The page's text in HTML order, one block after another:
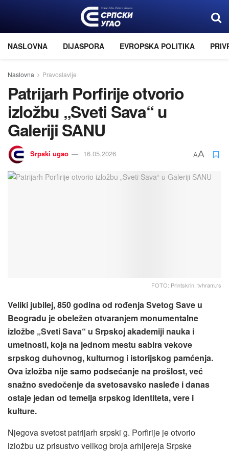
NASLOVNA DIJASPORA EVROPSKA POLITIKA
Naslovna Pravoslavlje
Patrijarh Porfirije otvorio
izložbu „Sveti Sava“ u
Galeriji SANU
Srpski ugao 16.05.2026 AA
FOTO: Printskrin, tvhram.rs
Veliki jubilej, 850 godina od rođenja Svetog Save u
Beogradu je obeležen otvaranjem monumentalne
izložbe „Sveti Sava“ u Srpskoj akademiji nauka i
umetnosti, koja na jednom mestu sabira vekove
srpskog duhovnog, kulturnog i istorijskog pamćenja.
Ova izložba nije samo podsećanje na prošlost, već
snažno svedočenje da svetosavsko nasleđe i danas
ostaje jedan od temelja srpskog identiteta, vere i
kulture.
Njegova svetost patrijarh srpski g. Porfirije je otvorio
izložbu uz prisustvo velikog broja arhijereja Srpske